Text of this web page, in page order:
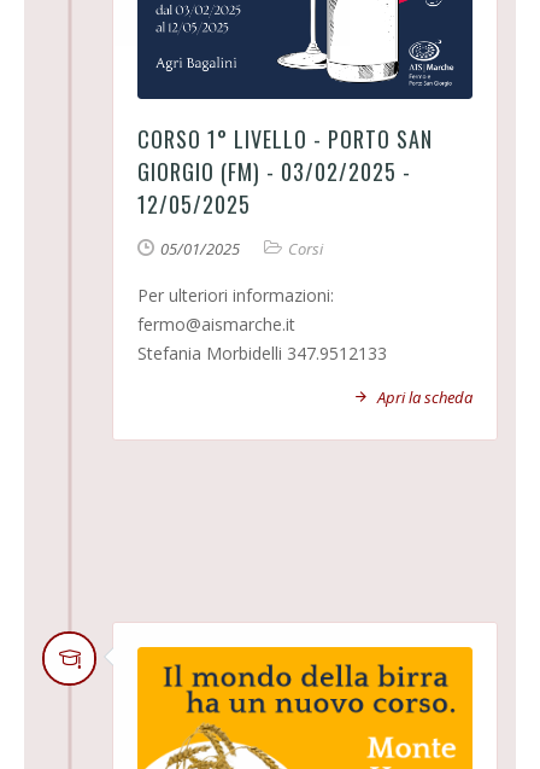
CORSO 1° LIVELLO - PORTO SAN
GIORGIO (FM) - 03/02/2025 -
12/05/2025
05/01/2025 Corsi
Per ulteriori informazioni:
fermo@aismarche.it
Stefania Morbidelli 347.9512133
Apri la scheda